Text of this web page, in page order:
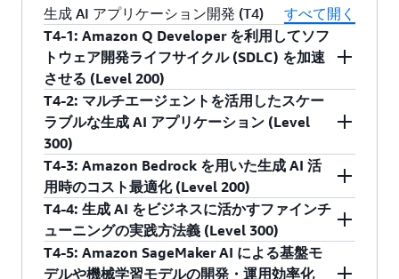
AI/ML スペシャリスト ソリューションアーキテ
クト
近藤 健二郎
してその中核となる機能について、分かりやす
く解説します。
アマゾン ウェブ サービス ジャパン合同会社
ソリューションアーキテクト
西村 忠己
プンテーブルフォーマットである Apache Iceberg
を活用したデータアクセスを提供します。本セ
ッションでは Sagemaker Lakehouse がどのよう
にサイロを解消し分析に役立つかを紹介しま
す。
アマゾン ウェブ サービス ジャパン合同会社
ソリューションアーキテクト
野上 恭平
イトの抽出が格段に便利になりました。本セッ
ションでは、Amazon QuickSight を使って効率
化を図りながら大規模にまで展開し、さらに
Amazon Q in QuickSight を活用してダッシュボ
ードからインサイト得て、業務を改善する方法
をご紹介します。
アマゾン ウェブ サービス ジャパン合同会社
ソリューションアーキテクト
溝渕 匡
RAG アプリケーションの提供には、データソー
スへの接続、検索や生成、画面の開発が必要で
す。Amazon Q Business を活用することでこれ
らの構築が不要になり、スピーディーに社内
RAG を用意することが可能です。本セッション
ではいかに簡単に Amazon Q Business で RAG を
構築できるか、また、より使いやすくなった
Amazon Q Business の最新アップデートをご紹
介します。
アマゾン ウェブ サービス ジャパン合同会社
AI/ML スペシャリスト ソリューションアーキテ
クト
生成 AI アプリケーション開発 (T4)
すべて開く
T4-1: Amazon Q Developer を利用してソフ
トウェア開発ライフサイクル (SDLC) を加速
させる (Level 200)
コードの提案を行う AI アシスタントの利用が広
まっています。しかし、ソフトウェア開発ライ
フサイクル全般における実装のフェーズはあく
まで一部であり、その他テストやメンテナンス
フェーズのタスクも多くの労力を必要としま
す。Amazon Q Developer はコードの提案を超え
て、ユニットテストの自動生成、自動コードレ
ビュー、ドキュメントの生成など複雑なタスク
T4-2: マルチエージェントを活用したスケー
ラブルな生成 AI アプリケーション (Level
300)
生成 AI エージェントは、ユーザーの入力に対し
て基盤モデルが様々なタスクを自律的に遂行す
るアプリケーションです。エージェントは単独
での利用だけでなく、複数連携させることで、
運用管理の分離、役割分担による効率化、並列
T4-3: Amazon Bedrock を用いた生成 AI 活
用時のコスト最適化 (Level 200)
生成 AI の実活用が普及する中、大規模な本番活
用を検討した際に、よりコスト効率の良いモデ
ルやアプローチのニーズが高まっています。
T4-4: 生成 AI をビジネスに活かすファインチ
ューニングの実践方法義 (Level 300)
生成 AI は、ビジネスにおける革新的な可能性を
T4-5: Amazon SageMaker AI による基盤モ
デルや機械学習モデルの開発・運用効率化